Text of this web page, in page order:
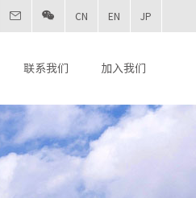
CN EN JP
联系我们 加入我们